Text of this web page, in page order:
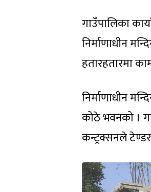
गाउँपालिका
निर्माणाधीन
हतारहतारमा
निर्माणाधीन
कोठे भवनको ।
कन्ट्रक्सनले